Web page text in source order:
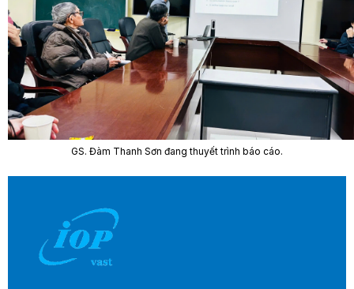
GS. Đàm Thanh Sơn đang thuyết trình báo cáo.